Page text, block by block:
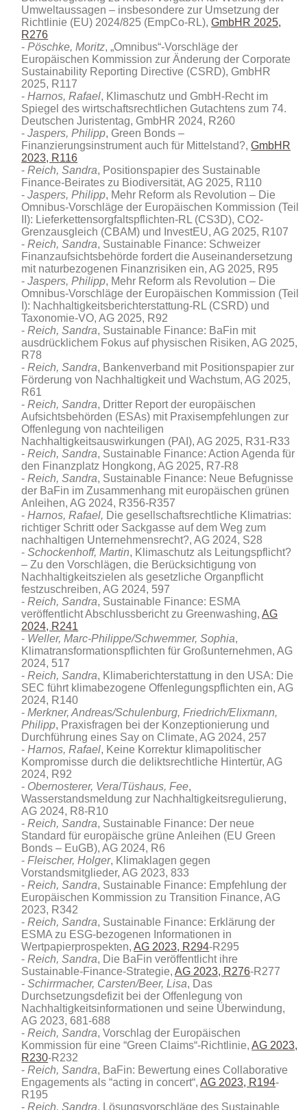
Umweltaussagen – insbesondere zur Umsetzung der
Richtlinie (EU) 2024/825 (EmpCo-RL),GmbHR 2025,
R276
Pöschke, Moritz, „Omnibus“-Vorschläge der
Europäischen Kommission zur Änderung der Corporate
Sustainability Reporting Directive (CSRD), GmbHR
2025, R117
Harnos, Rafael, Klimaschutz und GmbH-Recht im
Spiegel des wirtschaftsrechtlichen Gutachtens zum 74.
Deutschen Juristentag, GmbHR 2024, R260
Jaspers, Philipp, Green Bonds –
Finanzierungsinstrument auch für Mittelstand?,GmbHR
2023, R116
Reich, Sandra, Positionspapier des Sustainable
Finance-Beirates zu Biodiversität, AG 2025, R110
Jaspers, Philipp, Mehr Reform als Revolution – Die
Omnibus-Vorschläge der Europäischen Kommission (Teil
II): Lieferkettensorgfaltspflichten-RL (CS3D), CO2-
Grenzausgleich (CBAM) und InvestEU, AG 2025, R107
Reich, Sandra, Sustainable Finance: Schweizer
Finanzaufsichtsbehörde fordert die Auseinandersetzung
mit naturbezogenen Finanzrisiken ein, AG 2025, R95
Jaspers, Philipp, Mehr Reform als Revolution – Die
Omnibus-Vorschläge der Europäischen Kommission (Teil
I): Nachhaltigkeitsberichterstattung-RL (CSRD) und
Taxonomie-VO, AG 2025, R92
Reich, Sandra, Sustainable Finance: BaFin mit
ausdrücklichem Fokus auf physischen Risiken, AG 2025,
R78
Reich, Sandra, Bankenverband mit Positionspapier zur
Förderung von Nachhaltigkeit und Wachstum, AG 2025,
R61
Reich, Sandra, Dritter Report der europäischen
Aufsichtsbehörden (ESAs) mit Praxisempfehlungen zur
Offenlegung von nachteiligen
Nachhaltigkeitsauswirkungen (PAI), AG 2025, R31-R33
Reich, Sandra, Sustainable Finance: Action Agenda für
den Finanzplatz Hongkong, AG 2025, R7-R8
Reich, Sandra, Sustainable Finance: Neue Befugnisse
der BaFin im Zusammenhang mit europäischen grünen
Anleihen, AG 2024, R356-R357
Harnos, Rafael, Die gesellschaftsrechtliche Klimatrias:
richtiger Schritt oder Sackgasse auf dem Weg zum
nachhaltigen Unternehmensrecht?, AG 2024, S28
Schockenhoff, Martin, Klimaschutz als Leitungspflicht?
– Zu den Vorschlägen, die Berücksichtigung von
Nachhaltigkeitszielen als gesetzliche Organpflicht
festzuschreiben, AG 2024, 597
Reich, Sandra, Sustainable Finance: ESMA
veröffentlicht Abschlussbericht zu Greenwashing,AG
2024, R241
Weller, Marc-Philippe/Schwemmer, Sophia,
Klimatransformationspflichten für Großunternehmen, AG
2024, 517
Reich, Sandra, Klimaberichterstattung in den USA: Die
SEC führt klimabezogene Offenlegungspflichten ein, AG
2024, R140
Merkner, Andreas/Schulenburg, Friedrich/Elixmann,
Philipp, Praxisfragen bei der Konzeptionierung und
Durchführung eines Say on Climate, AG 2024, 257
Harnos, Rafael, Keine Korrektur klimapolitischer
Kompromisse durch die deliktsrechtliche Hintertür, AG
2024, R92
Obernosterer, Vera/Tüshaus, Fee,
Wasserstandsmeldung zur Nachhaltigkeitsregulierung,
AG 2024, R8-R10
Reich, Sandra, Sustainable Finance: Der neue
Standard für europäische grüne Anleihen (EU Green
Bonds – EuGB), AG 2024, R6
Fleischer, Holger, Klimaklagen gegen
Vorstandsmitglieder, AG 2023, 833
Reich, Sandra, Sustainable Finance: Empfehlung der
Europäischen Kommission zu Transition Finance, AG
2023, R342
Reich, Sandra, Sustainable Finance: Erklärung der
ESMA zu ESG-bezogenen Informationen in
Wertpapierprospekten,AG 2023, R294-R295
Reich, Sandra, Die BaFin veröffentlicht ihre
Sustainable-Finance-Strategie,AG 2023, R276-R277
Schirrmacher, Carsten/Beer, Lisa, Das
Durchsetzungsdefizit bei der Offenlegung von
Nachhaltigkeitsinformationen und seine Überwindung,
AG 2023, 681-688
Reich, Sandra, Vorschlag der Europäischen
Kommission für eine “Green Claims“-Richtlinie,AG 2023,
R230-R232
Reich, Sandra, BaFin: Bewertung eines Collaborative
Engagements als “acting in concert“,AG 2023, R194-
R195
Reich, Sandra, Lösungsvorschläge des Sustainable